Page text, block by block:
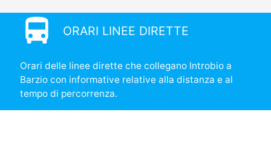
directions_bus ORARI LINEE DIRETTE
Orari delle linee dirette che collegano Introbio a
Barzio con informative relative alla distanza e al
tempo di percorrenza.